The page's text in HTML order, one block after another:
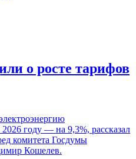
о росте тарифов
году — на 9,3%, рассказал
комитета Госдумы
Кошелев.